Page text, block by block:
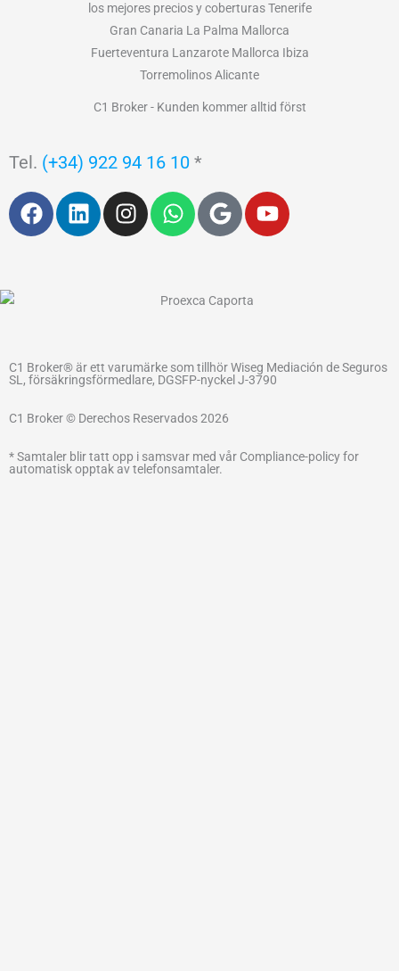
C1 Broker - Kunden kommer alltid först
Tel. (+34) 922 94 16 10 *
F
a
k
L
i
n
I
n
m
W
h
a
G
o
e
Y
o
C1 Broker® är ett varumärke som tillhör Wiseg Mediación de Seguros
SL, försäkringsförmedlare, DGSFP-nyckel J-3790
C1 Broker © Derechos Reservados 2026
* Samtaler blir tatt opp i samsvar med vår Compliance-policy for
automatisk opptak av telefonsamtaler.